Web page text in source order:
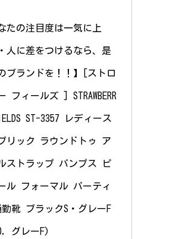
たの注目度は一気に上
人に差をつけるなら、是
ブランドを！！】[ストロ
フィールズ ] STRAWBERR
ST-3357 レディース
リック ラウンドトゥ ア
ストラップ パンプス ピ
ル フォーマル パーティ
靴 ブラックS・グレーF
グレーF)